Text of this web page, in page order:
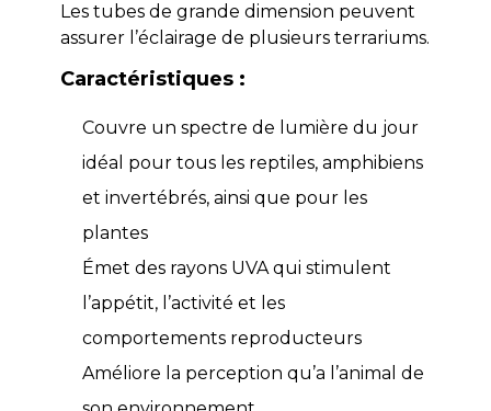
Les tubes de grande dimension peuvent
assurer l’éclairage de plusieurs terrariums.
Caractéristiques :
Couvre un spectre de lumière du jour
idéal pour tous les reptiles, amphibiens
et invertébrés, ainsi que pour les
plantes
Émet des rayons UVA qui stimulent
l’appétit, l’activité et les
comportements reproducteurs
Améliore la perception qu’a l’animal de